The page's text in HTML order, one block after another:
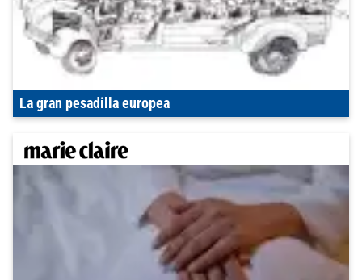
La gran pesadilla europea